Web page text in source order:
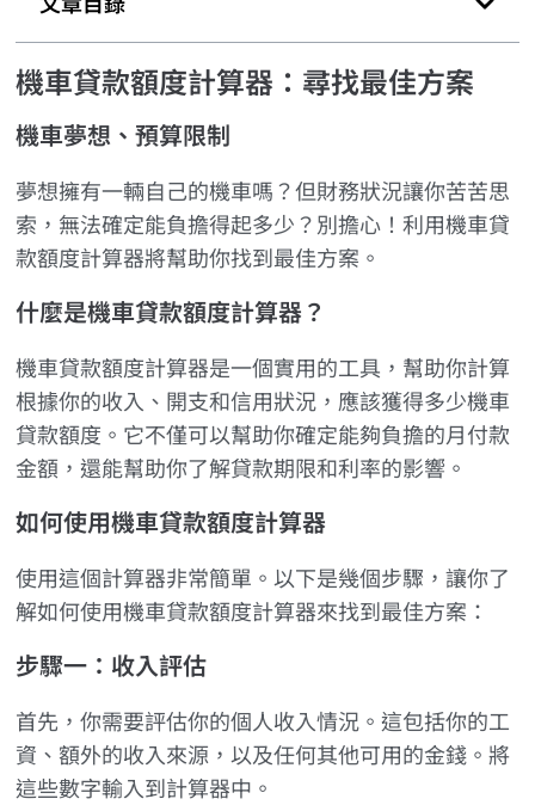
機車貸款額度計算器：尋找最佳方案
機車夢想、預算限制
夢想擁有一輛自己的機車嗎？但財務狀況讓你苦苦思
索，無法確定能負擔得起多少？別擔心！利用機車貸
款額度計算器將幫助你找到最佳方案。
什麼是機車貸款額度計算器？
機車貸款額度計算器是一個實用的工具，幫助你計算
根據你的收入、開支和信用狀況，應該獲得多少機車
貸款額度。它不僅可以幫助你確定能夠負擔的月付款
金額，還能幫助你了解貸款期限和利率的影響。
如何使用機車貸款額度計算器
使用這個計算器非常簡單。以下是幾個步驟，讓你了
解如何使用機車貸款額度計算器來找到最佳方案：
步驟一：收入評估
首先，你需要評估你的個人收入情況。這包括你的工
資、額外的收入來源，以及任何其他可用的金錢。將
這些數字輸入到計算器中。